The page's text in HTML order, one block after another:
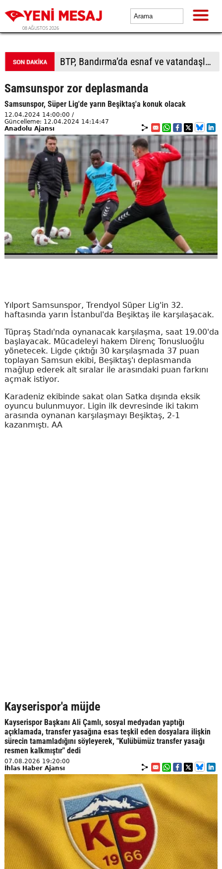
08 AĞUSTOS 2026
Aziz Yıldırım'ın kızına yönelik paylaşımlar yapan kişiye ev hapsi
Samsunspor zor deplasmanda
Samsunspor, Süper Lig'de yarın Beşiktaş'a konuk olacak
12.04.2024 14:00:00 /
Güncelleme: 12.04.2024 14:14:47
Anadolu Ajansı
Yılport Samsunspor, Trendyol Süper Lig'in 32.
haftasında yarın İstanbul'da Beşiktaş ile karşılaşacak.
Tüpraş Stadı'nda oynanacak karşılaşma, saat 19.00'da
başlayacak. Mücadeleyi hakem Direnç Tonusluoğlu
yönetecek. Ligde çıktığı 30 karşılaşmada 37 puan
toplayan Samsun ekibi, Beşiktaş'ı deplasmanda
mağlup ederek alt sıralar ile arasındaki puan farkını
açmak istiyor.
Karadeniz ekibinde sakat olan Satka dışında eksik
oyuncu bulunmuyor. Ligin ilk devresinde iki takım
arasında oynanan karşılaşmayı Beşiktaş, 2-1
kazanmıştı. AA
Kayserispor'a müjde
Kayserispor Başkanı Ali Çamlı, sosyal medyadan yaptığı
açıklamada, transfer yasağına esas teşkil eden dosyalara ilişkin
sürecin tamamladığını söyleyerek, "Kulübümüz transfer yasağı
resmen kalkmıştır" dedi
07.08.2026 19:20:00
İhlas Haber Ajansı